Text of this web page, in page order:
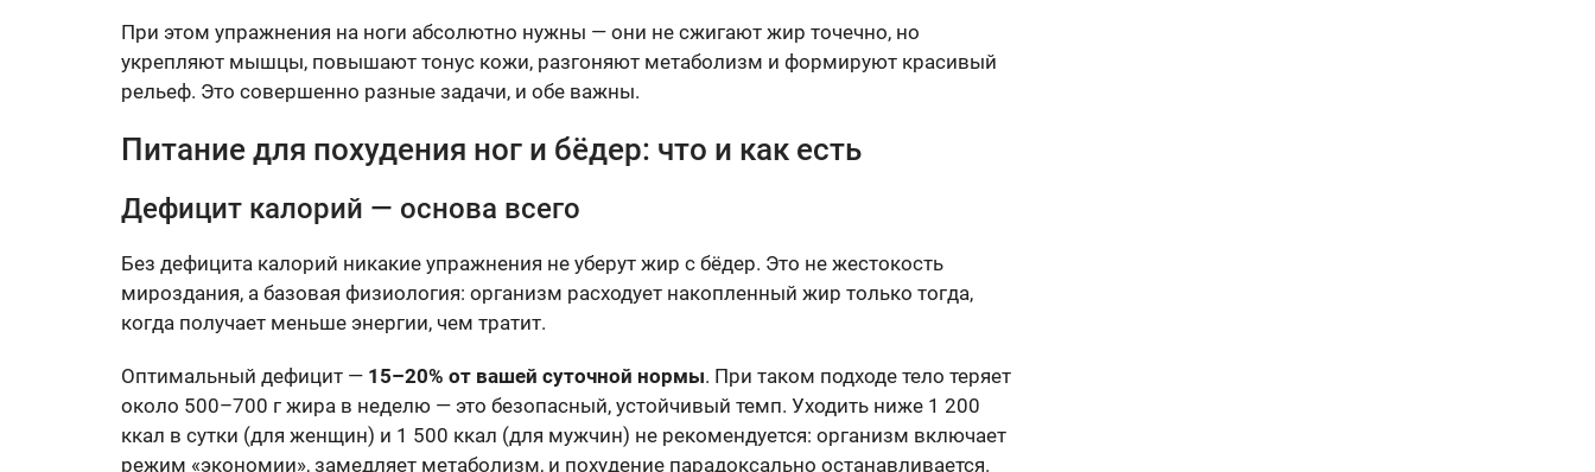
При этом упражнения на ноги абсолютно нужны — они не сжигают жир точечно, но
укрепляют мышцы, повышают тонус кожи, разгоняют метаболизм и формируют красивый
рельеф. Это совершенно разные задачи, и обе важны.
Питание для похудения ног и бёдер: что и как есть
Дефицит калорий — основа всего
Без дефицита калорий никакие упражнения не уберут жир с бёдер. Это не жестокость
мироздания, а базовая физиология: организм расходует накопленный жир только тогда,
когда получает меньше энергии, чем тратит.
Оптимальный дефицит — 15–20% от вашей суточной нормы. При таком подходе тело теряет
около 500–700 г жира в неделю — это безопасный, устойчивый темп. Уходить ниже 1 200
ккал в сутки (для женщин) и 1 500 ккал (для мужчин) не рекомендуется: организм включает
режим «экономии», замедляет метаболизм, и похудение парадоксально останавливается.